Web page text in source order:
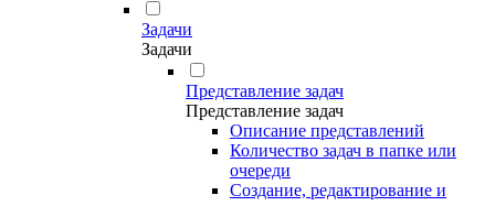
Задачи
Задачи
Представление задач
Представление задач
Описание представлений
Количество задач в папке или
очереди
Создание, редактирование и